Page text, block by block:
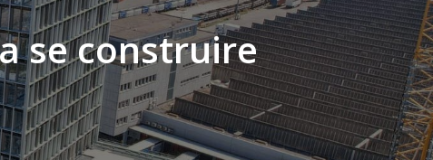
se construire